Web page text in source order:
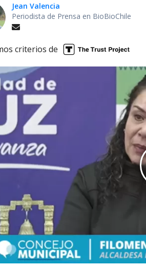
Jean Valencia
Periodista de Prensa en BioBioChile
criterios de